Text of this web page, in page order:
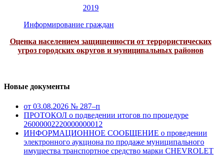
2019
Информирование граждан
Оценка населением защищенности от террористических
угроз городских округов и муниципальных районов
Новые документы
от 03.08.2026 № 287–п
ПРОТОКОЛ о подведении итогов по процедуре
26000002220000000012
ИНФОРМАЦИОННОЕ СООБЩЕНИЕ о проведении
электронного аукциона по продаже муниципального
имущества транспортное средство марки CHEVROLET